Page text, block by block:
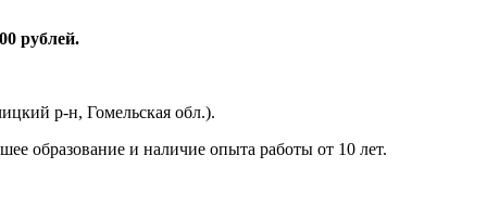
рублей.
р-н, Гомельская обл.).
образование и наличие опыта работы от 10 лет.